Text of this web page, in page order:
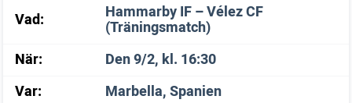
Vad: Hammarby IF – Vélez CF
(Träningsmatch)
När:
Den 9/2, kl. 16:30
Var:
Marbella, Spanien